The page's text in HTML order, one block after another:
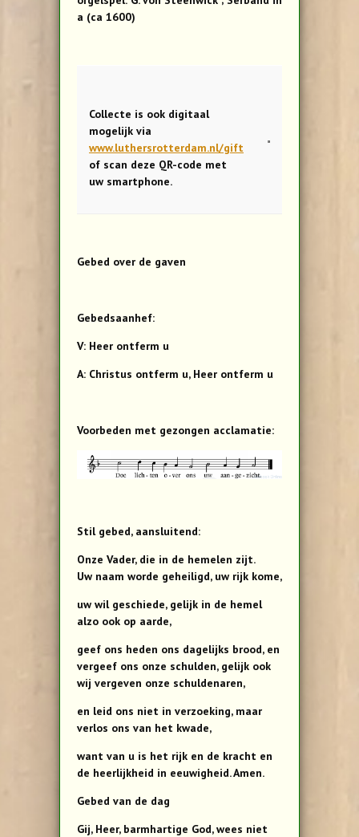
a (ca 1600)
Collecte is ook digitaal
mogelijk via
www.luthersrotterdam.nl/gift
of scan deze QR-code met
uw smartphone.
Gebed over de gaven
Gebedsaanhef:
V: Heer ontferm u
A: Christus ontferm u, Heer ontferm u
Voorbeden met gezongen acclamatie:
Stil gebed, aansluitend:
Onze Vader, die in de hemelen zijt.
Uw naam worde geheiligd, uw rijk kome,
uw wil geschiede, gelijk in de hemel
alzo ook op aarde,
geef ons heden ons dagelijks brood, en
vergeef ons onze schulden, gelijk ook
wij vergeven onze schuldenaren,
en leid ons niet in verzoeking, maar
verlos ons van het kwade,
want van u is het rijk en de kracht en
de heerlijkheid in eeuwigheid. Amen.
Gebed van de dag
Gij, Heer, barmhartige God, wees niet